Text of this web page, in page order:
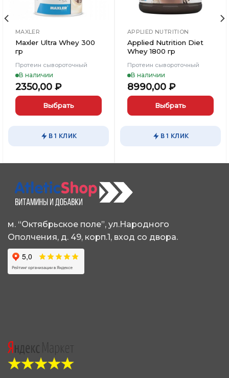
MAXLER
Maxler Ultra Whey 300
гр
Протеин сывороточный
В наличии
2350,00 ₽
Выбрать
вариаций.
можно
выбрать
на
товара.
В 1 КЛИК
APPLIED NUTRITION
Applied Nutrition Diet
Whey 1800 гр
Протеин сывороточный
В наличии
8990,00 ₽
Выбрать
вариаций.
можно
выбрать
товара.
В 1 КЛИК
м. “Октябрьское поле”, ул.Народного
Ополчения, д. 49, корп.1, вход со двора.